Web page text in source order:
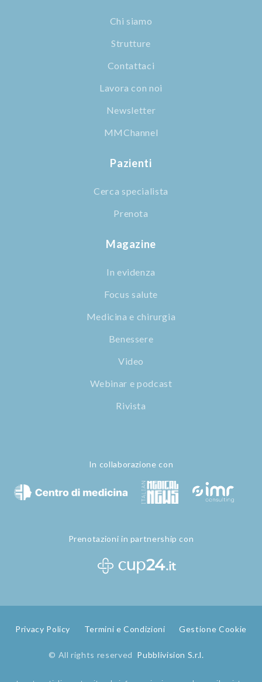
Chi siamo
Strutture
Contattaci
Lavora con noi
Newsletter
MMChannel
Pazienti
Cerca specialista
Prenota
Magazine
In evidenza
Focus salute
Medicina e chirurgia
Benessere
Video
Webinar e podcast
Rivista
In collaborazione con
Prenotazioni in partnership con
Privacy Policy Termini e Condizioni Gestione Cookie
© All rights reserved Pubblivision S.r.l.